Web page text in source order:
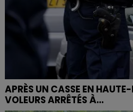
APRÈS UN CASSE EN HAUTE-
VOLEURS ARRÊTÉS À...